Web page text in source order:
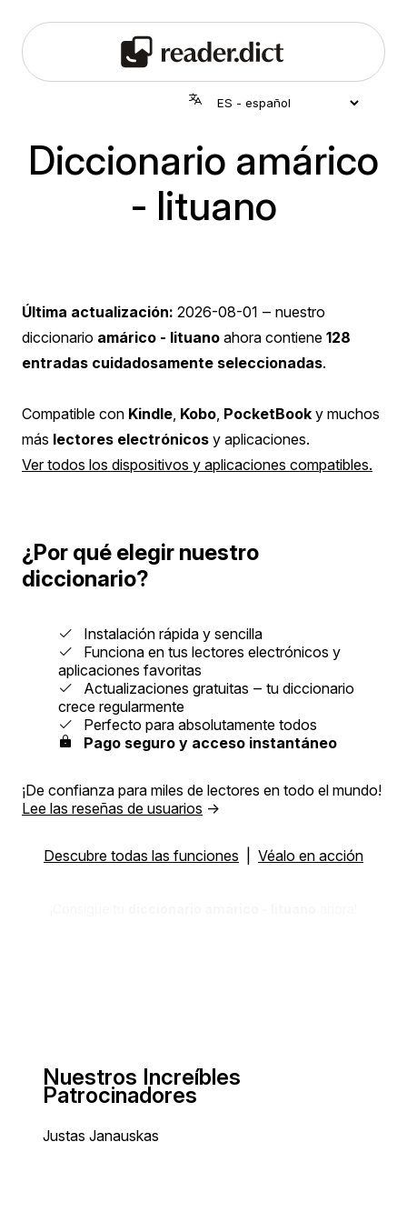
Diccionario amárico
- lituano
Última actualización: 2026-08-01 ‒ nuestro
diccionario amárico - lituano ahora contiene 128
entradas cuidadosamente seleccionadas.
Compatible con Kindle Kobo PocketBook y muchos
más lectores electrónicos y aplicaciones.
Ver todos los dispositivos y aplicaciones compatibles.
¿Por qué elegir nuestro
diccionario?
Instalación rápida y sencilla
Funciona en tus lectores electrónicos y
aplicaciones favoritas
Actualizaciones gratuitas ‒ tu diccionario
crece regularmente
Perfecto para absolutamente todos
Pago seguro y acceso instantáneo
¡De confianza para miles de lectores en todo el mundo!
Lee las reseñas de usuarios →
Descubre todas las funciones Véalo en acción
Nuestros Increíbles
Patrocinadores
Justas Janauskas